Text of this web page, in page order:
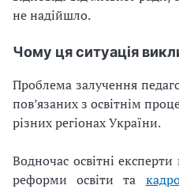
не надійшло.
Чому ця ситуація
Проблема залучення
пов’язаних з освітнім
різних регіонах України.
Водночас освітні
реформи освіти та